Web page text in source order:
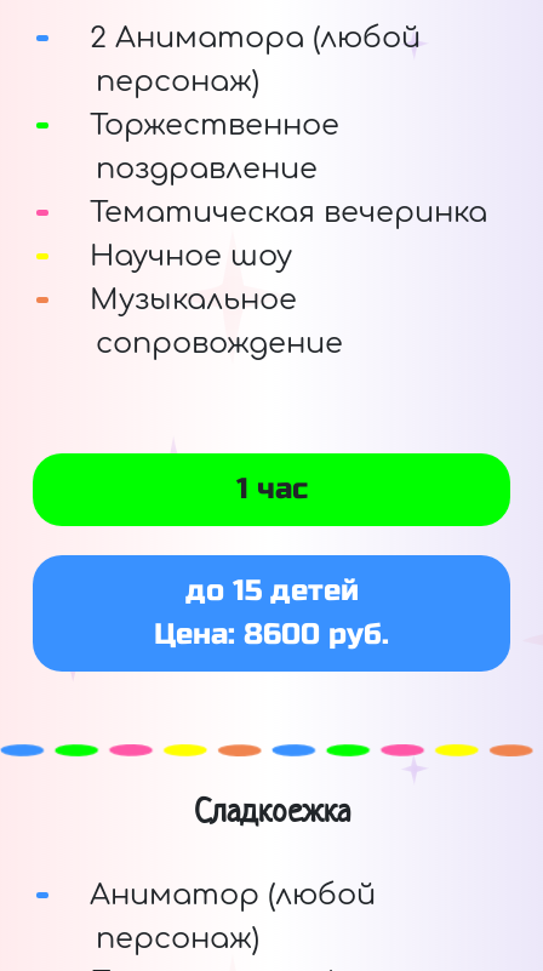
2 Аниматора (любой
персонаж)
Торжественное
поздравление
Тематическая вечеринка
Научное шоу
Музыкальное
сопровождение
1 час
до 15 детей
Цена: 8600 руб.
Сладкоежка
Аниматор (любой
персонаж)